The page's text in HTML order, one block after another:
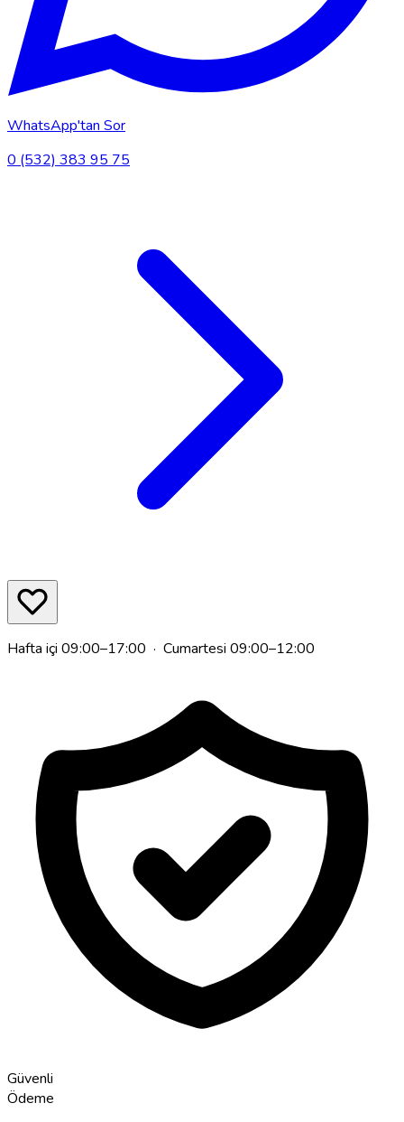
WhatsApp'tan Sor
0 (532) 383 95 75
Hafta içi 09:00–17:00 · Cumartesi 09:00–12:00
Güvenli
Ödeme